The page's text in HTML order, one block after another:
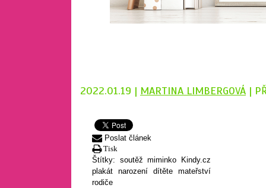
2022.01.19 | MARTINA LIMBERGOVÁ |
Poslat článek
Tisk
Štítky: soutěžmiminko
Kindy.cz
plakát narození dítěte mateřství
rodiče